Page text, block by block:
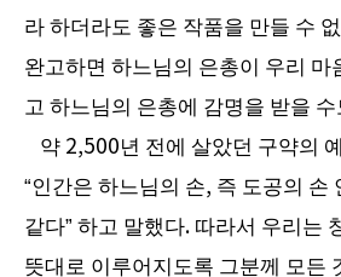
라 하더라도 좋은 작품을 만들 수
완고하면 하느님의 은총이 우리 마
고 하느님의 은총에 감명을 받을
약 2,500년 전에 살았던 구약의
“인간은 하느님의 손, 즉 도공의 손
같다” 하고 말했다. 따라서 우리는
뜻대로 이루어지도록 그분께 모든